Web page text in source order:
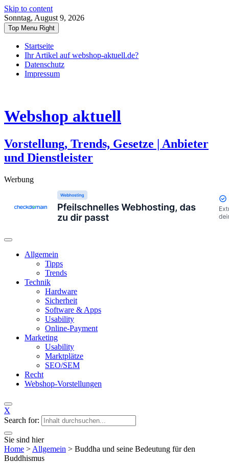
Skip to content
Sonntag, August 9, 2026
Top Menu Right
Startseite
Ihr Artikel auf webshop-aktuell.de?
Datenschutz
Impressum
Webshop aktuell
Vorstellung, Trends, Gesetze | Anbieter
und Dienstleister
Werbung
Allgemein
Tipps
Trends
Technik
Hardware
Sicherheit
Software & Apps
Usability
Online-Payment
Marketing
Usability
Marktplätze
SEO/SEM
Recht
Webshop-Vorstellungen
X
Search for:
Sie sind hier
Home > Allgemein > Buddha und seine Bedeutung für den
Buddhismus